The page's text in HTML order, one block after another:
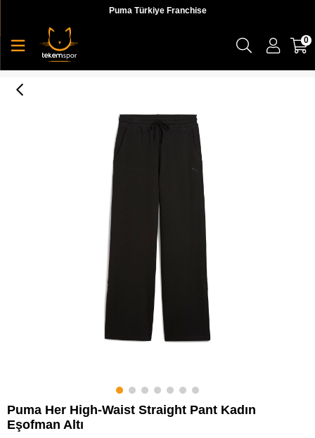
Puma Türkiye Franchise
0
Puma Her High-Waist Straight Pant Kadın
Eşofman Altı